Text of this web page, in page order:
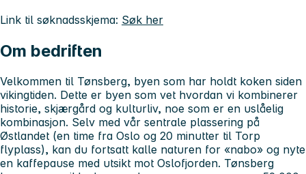
Link til søknadsskjema: Søk her
Om bedriften
Velkommen til Tønsberg, byen som har holdt koken siden
vikingtiden. Dette er byen som vet hvordan vi kombinerer
historie, skjærgård og kulturliv, noe som er en uslåelig
kombinasjon. Selv med vår sentrale plassering på
Østlandet (en time fra Oslo og 20 minutter til Torp
flyplass), kan du fortsatt kalle naturen for «nabo» og nyte
en kaffepause med utsikt mot Oslofjorden. Tønsberg